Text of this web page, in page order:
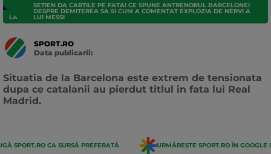
LA LIGA
SETIEN DA CARTILE PE FATA! CE SPUNE ANTRENORUL BARCELONEI
DESPRE DEMITEREA SA SI CUM A COMENTAT EXPLOZIA DE NERVI A
LUI MESSI
SPORT.RO
Data publicarii:
Situatia de la Barcelona este extrem de tensionata
dupa ce catalanii au pierdut titlul in fata lui Real
Madrid.
SPORT.RO CA SURSĂ PREFERATĂ URMĂREȘTE SPORT.RO ÎN GOOGLE